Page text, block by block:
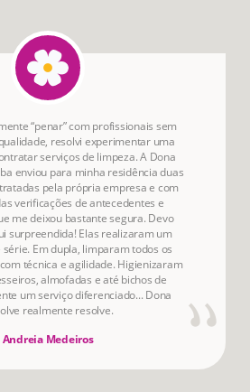
“penar” com profissionais sem
resolvi experimentar uma
serviços de limpeza. A Dona
enviou para minha residência duas
pela própria empresa e com
verificações de antecedentes e
me deixou bastante segura. Devo
surpreendida! Elas realizaram um
Em dupla, limparam todos os
técnica e agilidade. Higienizaram
almofadas e até bichos de
um serviço diferenciado... Dona
realmente resolve.
Andreia Medeiros